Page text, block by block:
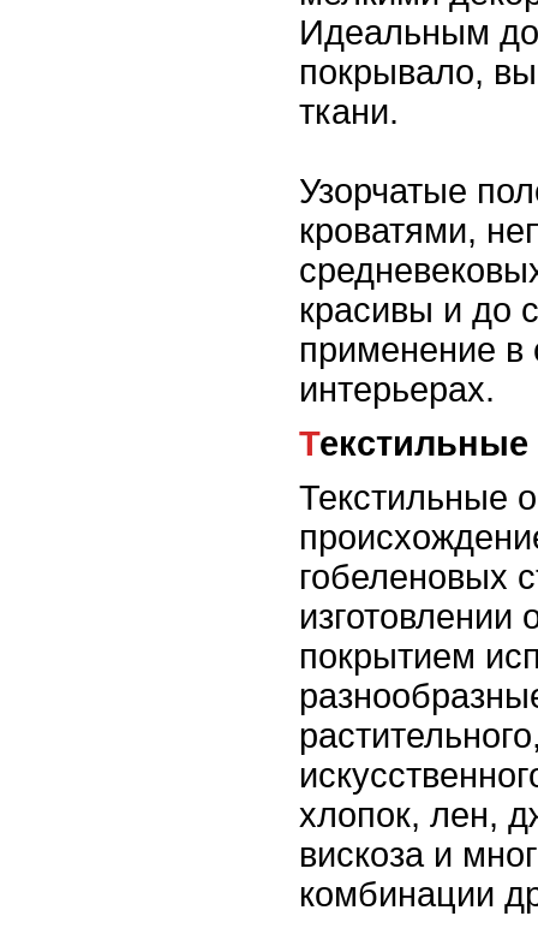
Идеальным
покрывало,
ткани.
Узорчатые
кроватями,
красивы и до
применение
интерьерах.
Текстильные
гобеленовых
изготовлении
покрытием
хлопок, лен,
вискоза и
комбинации